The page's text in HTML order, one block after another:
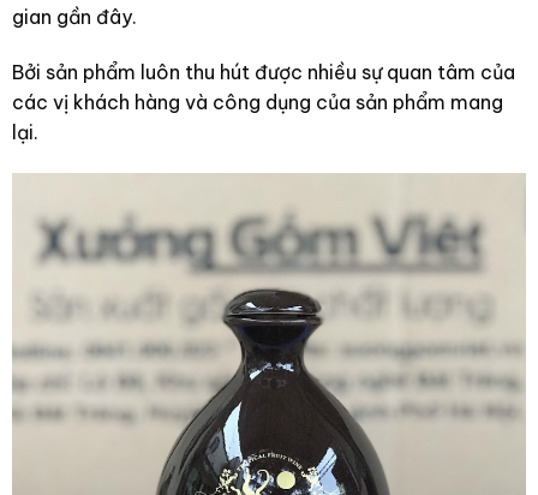
gian gần đây.
Bởi sản phẩm luôn thu hút được nhiều sự quan tâm của
các vị khách hàng và công dụng của sản phẩm mang
lại.